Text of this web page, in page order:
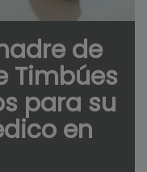
de
Timbúes
para su
en